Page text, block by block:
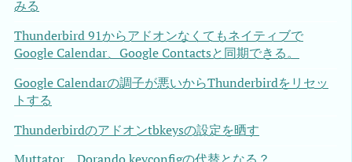
みる
Thunderbird 91からアドオンなくてもネイティブで
Google Calendar、Google Contactsと同期できる。
Google Calendarの調子が悪いからThunderbirdをリセッ
トする
Thunderbirdのアドオンtbkeysの設定を晒す